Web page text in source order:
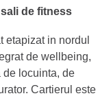
de fitness
etapizat in nordul
de wellbeing,
de locuinta, de
Cartierul este